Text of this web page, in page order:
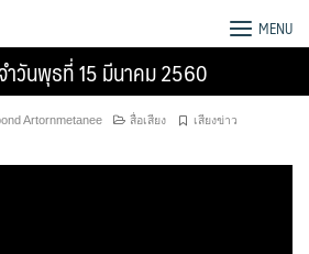
MENU
ำวันพุธที่ 15 มีนาคม 2560
Artornmetanee สื่อเสียง
เสียงข่าว